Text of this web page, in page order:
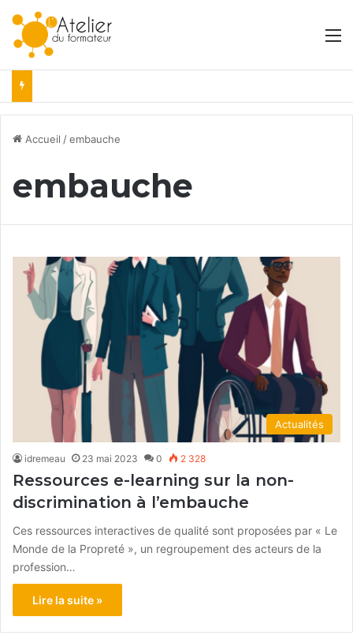
Accueil /embauche
embauche
Actualités
idremeau 23 mai 2023 0 2 328
Ressources e-learning sur la non-
discrimination à l’embauche
Ces ressources interactives de qualité sont proposées par « Le
Monde de la Propreté », un regroupement des acteurs de la
profession…
Lire la suite »